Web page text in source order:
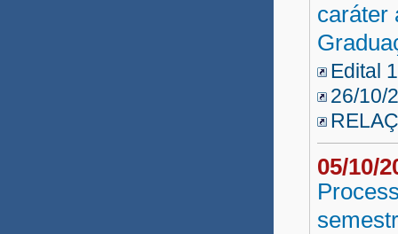
caráter
Edital
26/10/
05/10/